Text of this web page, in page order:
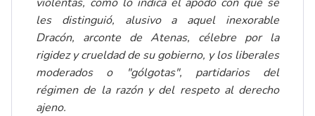
les distinguió, alusivo a aquel inexorable
Dracón, arconte de Atenas, célebre por la
rigidez y crueldad de su gobierno, y los liberales
moderados o "gólgotas", partidarios del
régimen de la razón y del respeto al derecho
ajeno.